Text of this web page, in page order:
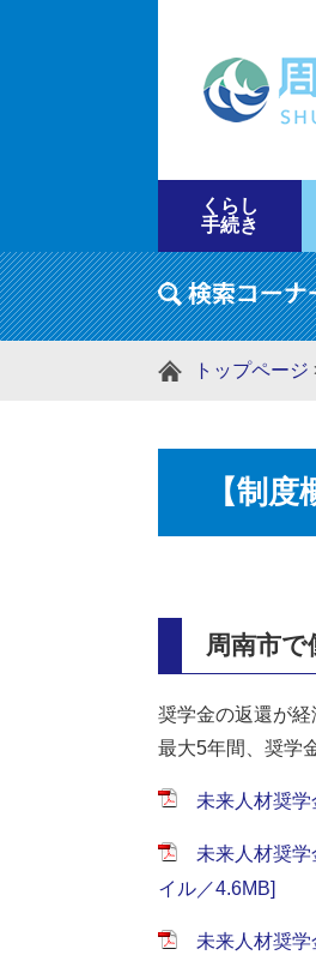
くらし
手続き
トップページ
【制
周南市で
奨学金の返還が
最大5年間、奨学
未来人材奨
未来人材奨
イル／4.6MB]
未来人材奨